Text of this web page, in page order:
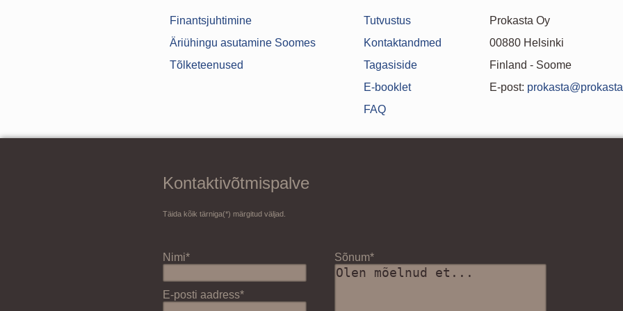
Finantsjuhtimine
Äriühingu asutamine Soomes
Tõlketeenused
Tutvustus
Kontaktandmed
Tagasiside
E-booklet
FAQ
Prokasta Oy
00880 Helsinki
Finland - Soome
E-post:
Kontaktivõtmispalve
Täida kõik tärniga(*) märgitud väljad.
Nimi*
E-posti aadress*
Sõnum*